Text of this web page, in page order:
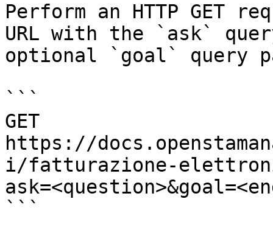
Perform an HTTP GET
URL with the `ask`
optional `goal` query
```
GET
https://
i/fatturazione-
```